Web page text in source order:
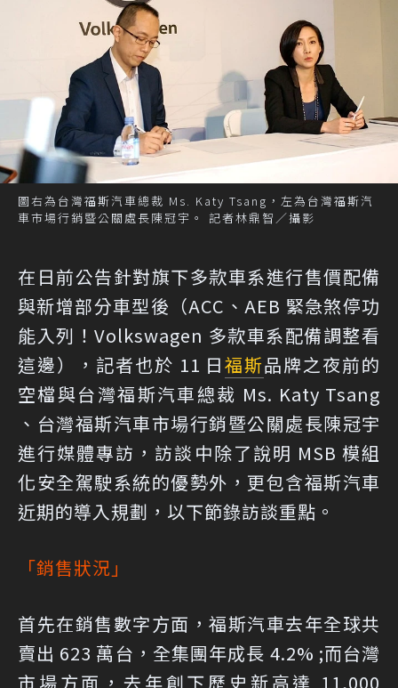
圖右為台灣福斯汽車總裁 Ms. Katy Tsang，左為台灣福斯汽
車市場行銷暨公關處長陳冠宇。 記者林鼎智／攝影
在日前公告針對旗下多款車系進行售價配備
與新增部分車型後 （ACC、AEB 緊急煞停功
能入列！Volkswagen 多款車系配備調整看
這邊）
，記者也於 11 日福斯品牌之夜前的
空檔與台灣福斯汽車總裁 Ms. Katy Tsang
、台灣福斯汽車市場行銷暨公關處長陳冠宇
進行媒體專訪，訪談中除了說明 MSB 模組
化安全駕駛系統的優勢外，更包含福斯汽車
近期的導入規劃，以下節錄訪談重點。
「銷售狀況」
首先在銷售數字方面，福斯汽車去年全球共
賣出 623 萬台，全集團年成長 4.2% ;而台灣
市場方面，去年創下歷史新高達 11,000